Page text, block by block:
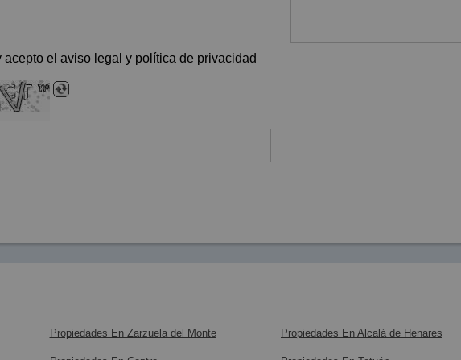
acepto el aviso legal y política de privacidad
Propiedades En Zarzuela del Monte Propiedades En Alcalá de Henares